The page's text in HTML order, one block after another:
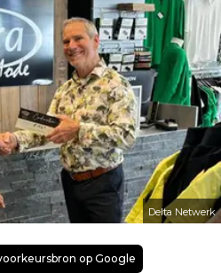
Delta Netwerk
op Google